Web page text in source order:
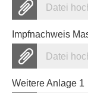
Datei
Impfnachweis
Datei
Weitere Anlage 1